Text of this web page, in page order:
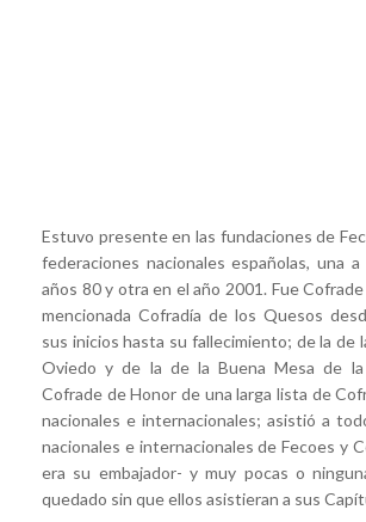
Estuvo presente en las fundaciones de
federaciones nacionales españolas, una
años 80 y otra en el año 2001. Fue
mencionada Cofradía de los Quesos
sus inicios hasta su fallecimiento; de la de
Oviedo y de la de la Buena Mesa de la
Cofrade de Honor de una larga lista de
nacionales e internacionales; asistió a
nacionales e internacionales de Fecoes y
era su embajador- y muy pocas o
quedado sin que ellos asistieran a sus